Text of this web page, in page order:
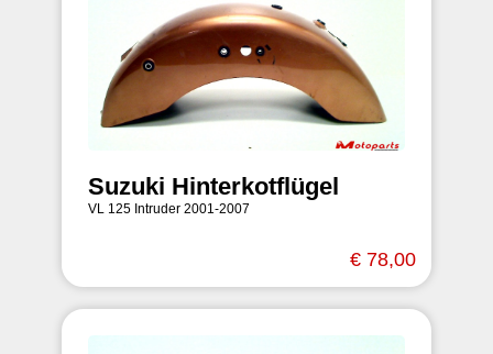
Suzuki Hinterkotflügel
VL 125 Intruder 2001-2007
€ 78,00